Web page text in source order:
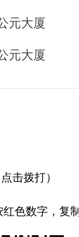
元大厦
元大厦
点击拨打）
红色数字，复